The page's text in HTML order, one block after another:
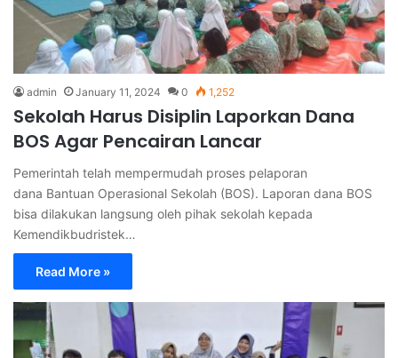
admin January 11, 2024 0 1,252
Sekolah Harus Disiplin Laporkan Dana
BOS Agar Pencairan Lancar
Pemerintah telah mempermudah proses pelaporan
dana Bantuan Operasional Sekolah (BOS). Laporan dana BOS
bisa dilakukan langsung oleh pihak sekolah kepada
Kemendikbudristek…
Read More »